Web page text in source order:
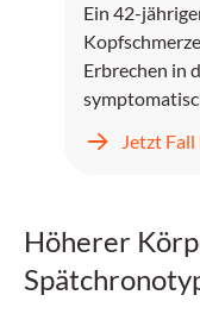
Ein 42-
Erbrechen in
kehrt jedoch
unstillbarem
Jetzt Fall
Höherer